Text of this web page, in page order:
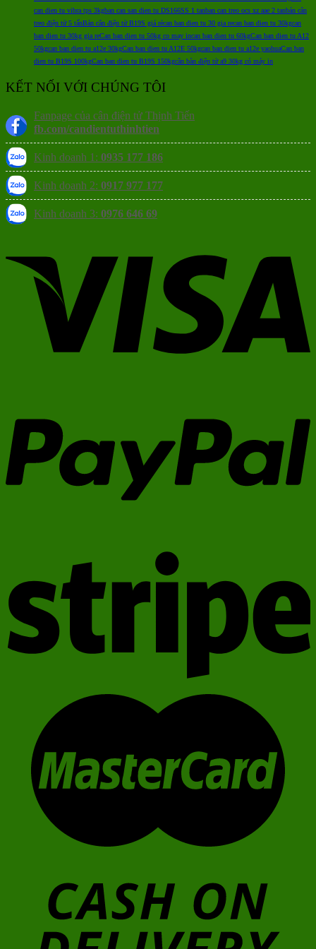
can dien tu vibra tps 3kgban can san dien tu DS166SS 1 tanban can treo ocs xz aae 2 tanbán cân
treo điện tử 5 tấnBán cân điện tử B19S giá rẻcan ban dien tu 30 gia recan ban dien tu 30kgcan
ban dien tu 30kg gia reCan ban dien tu 50kg co may incan ban dien tu 60kgCan ban dien tu A12
50kgcan ban dien tu a12e 30kgCan ban dien tu A12E 50kgcan ban dien tu a12e yaohuaCan ban
dien tu B19S 100kgCan ban dien tu B19S 150kgcân bàn điện tử a9 30kg có máy in
KẾT NỐI VỚI CHÚNG TÔI
Fanpage của cân điện tử Thịnh Tiến
fb.com/candientuthinhtien
Kinh doanh 1: 0935 177 186
Kinh doanh 2: 0917 977 177
Kinh doanh 3: 0976 646 69